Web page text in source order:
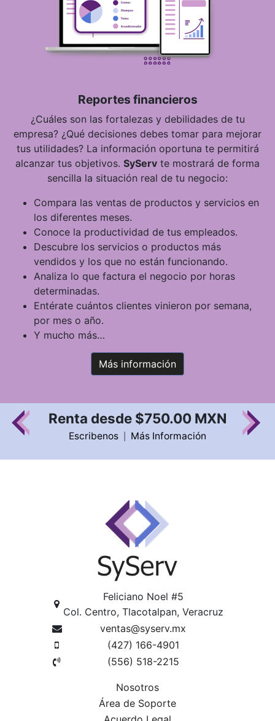
Reportes financieros
¿Cuáles son las fortalezas y debilidades de tu
empresa? ¿Qué decisiones debes tomar para mejorar
tus utilidades? La información oportuna te permitirá
alcanzar tus objetivos. SyServ te mostrará de forma
sencilla la situación real de tu negocio:
Compara las ventas de productos y servicios en
los diferentes meses.
Conoce la productividad de tus empleados.
Descubre los servicios o productos más
vendidos y los que no están funcionando.
Analiza lo que factura el negocio por horas
determinadas.
Entérate cuántos clientes vinieron por semana,
por mes o año.
Y mucho más…
Más información
Renta desde $750.00 MXN
Escribenos Más Información
Feliciano Noel #5
Col. Centro, Tlacotalpan, Veracruz
ventas@syserv.mx
(427) 166-4901
(556) 518-2215
Nosotros
Área de Soporte